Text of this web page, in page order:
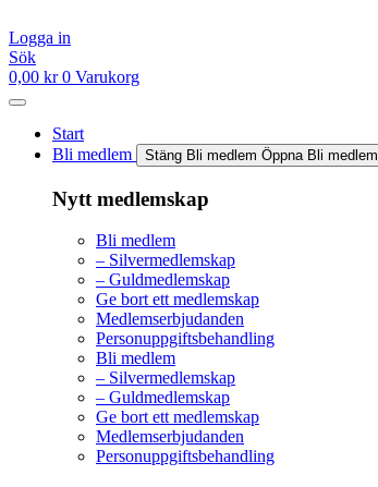
till
innehåll
Logga in
Sök
0,00 kr 0 Varukorg
Start
Bli medlem
Stäng Bli medlem Öppna Bli medlem
Nytt medlemskap
Bli medlem
– Silvermedlemskap
– Guldmedlemskap
Ge bort ett medlemskap
Medlemserbjudanden
Personuppgiftsbehandling
Bli medlem
– Silvermedlemskap
– Guldmedlemskap
Ge bort ett medlemskap
Medlemserbjudanden
Personuppgiftsbehandling